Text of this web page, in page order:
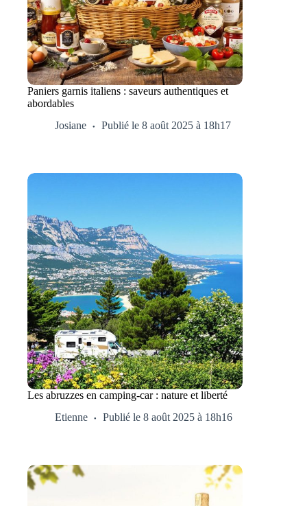
Paniers garnis italiens : saveurs authentiques et
abordables
Josiane
Publié le 8 août 2025 à 18h17
Les abruzzes en camping-car : nature et liberté
Etienne
Publié le 8 août 2025 à 18h16